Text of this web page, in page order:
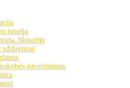
istorija
filosofija
uždaviniai
įsivertinimas